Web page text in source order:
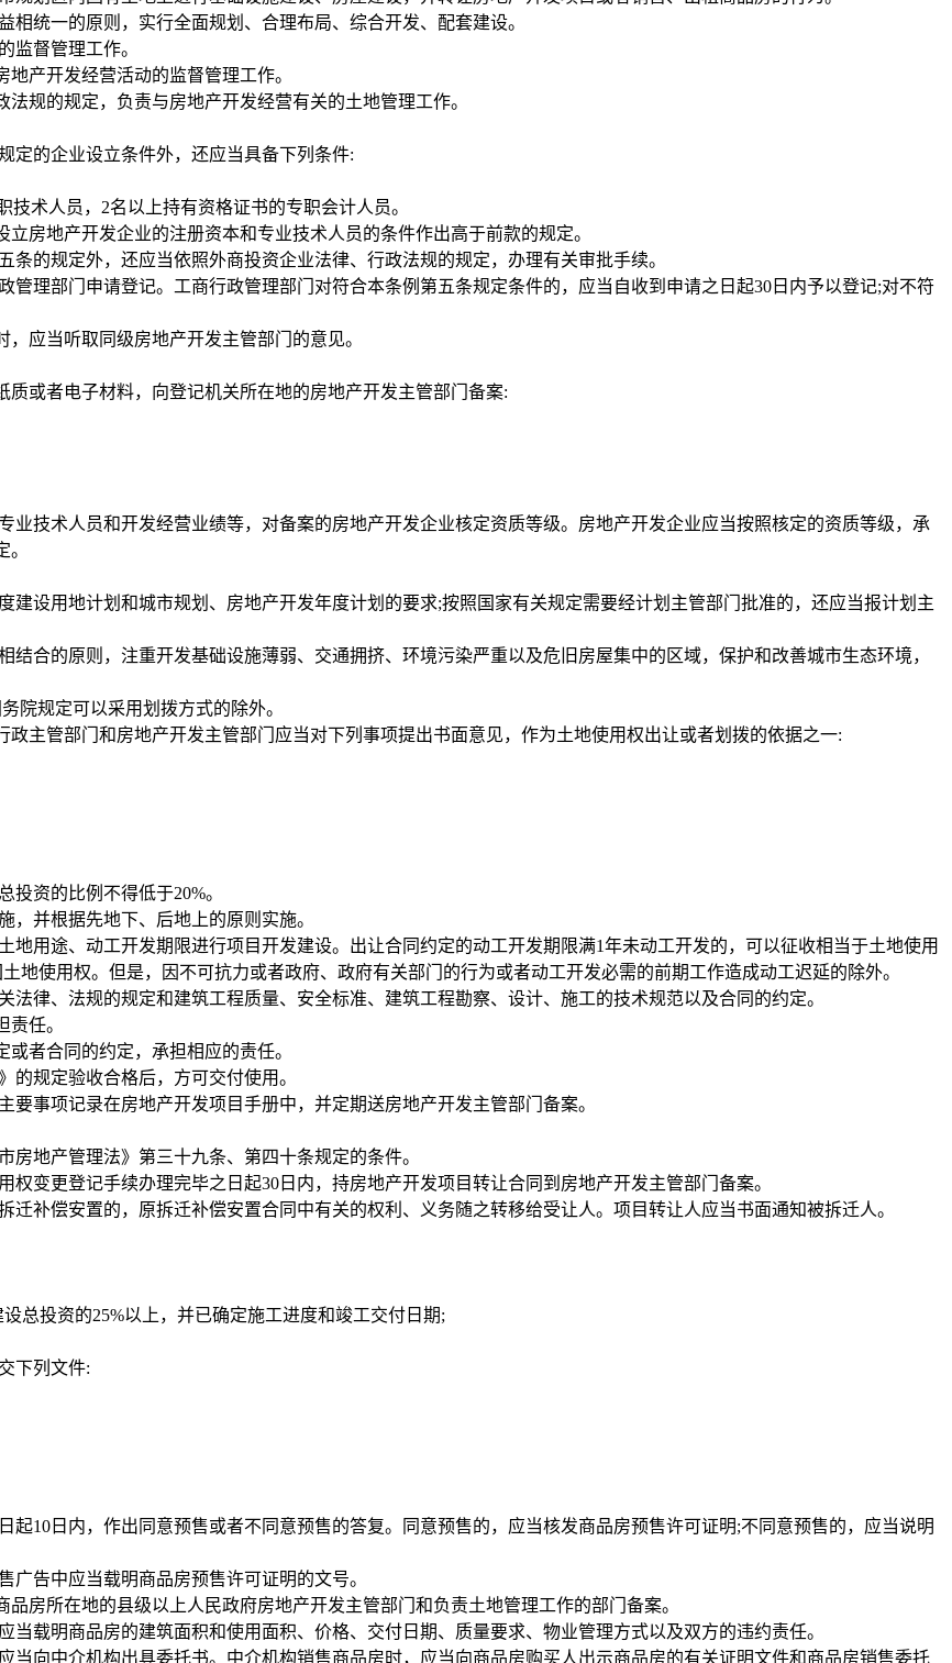
统一的原则，实行全面规划、合理布局、综合开发、配套建设。
督管理工作。
产开发经营活动的监督管理工作。
的规定，负责与房地产开发经营有关的土地管理工作。
的企业设立条件外，还应当具备下列条件:
术人员，2名以上持有资格证书的专职会计人员。
地产开发企业的注册资本和专业技术人员的条件作出高于前款的规定。
规定外，还应当依照外商投资企业法律、行政法规的规定，办理有关审批手续。
部门申请登记。工商行政管理部门对符合本条例第五条规定条件的，应当自收到申请之日起30日内予以登记;对不符
应当听取同级房地产开发主管部门的意见。
或者电子材料，向登记机关所在地的房地产开发主管部门备案:
技术人员和开发经营业绩等，对备案的房地产开发企业核定资质等级。房地产开发企业应当按照核定的资质等级，承
设用地计划和城市规划、房地产开发年度计划的要求;按照国家有关规定需要经计划主管部门批准的，还应当报计划主
的原则，注重开发基础设施薄弱、交通拥挤、环境污染严重以及危旧房屋集中的区域，保护和改善城市生态环境，
规定可以采用划拨方式的除外。
管部门和房地产开发主管部门应当对下列事项提出书面意见，作为土地使用权出让或者划拨的依据之一:
资的比例不得低于20%。
并根据先地下、后地上的原则实施。
途、动工开发期限进行项目开发建设。出让合同约定的动工开发期限满1年未动工开发的，可以征收相当于土地使用
地使用权。但是，因不可抗力或者政府、政府有关部门的行为或者动工开发必需的前期工作造成动工迟延的除外。
、法规的规定和建筑工程质量、安全标准、建筑工程勘察、设计、施工的技术规范以及合同的约定。
任。
者合同的约定，承担相应的责任。
规定验收合格后，方可交付使用。
项记录在房地产开发项目手册中，并定期送房地产开发主管部门备案。
地产管理法》第三十九条、第四十条规定的条件。
更登记手续办理完毕之日起30日内，持房地产开发项目转让合同到房地产开发主管部门备案。
偿安置的，原拆迁补偿安置合同中有关的权利、义务随之转移给受让人。项目转让人应当书面通知被拆迁人。
投资的25%以上，并已确定施工进度和竣工交付日期;
下列文件:
日内，作出同意预售或者不同意预售的答复。同意预售的，应当核发商品房预售许可证明;不同意预售的，应当说明
告中应当载明商品房预售许可证明的文号。
所在地的县级以上人民政府房地产开发主管部门和负责土地管理工作的部门备案。
明商品房的建筑面积和使用面积、价格、交付日期、质量要求、物业管理方式以及双方的违约责任。
向中介机构出具委托书。中介机构销售商品房时，应当向商品房购买人出示商品房的有关证明文件和商品房销售委托